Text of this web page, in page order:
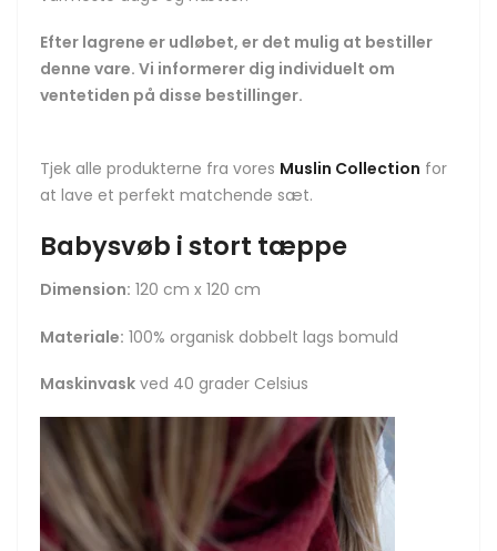
Efter lagrene er udløbet, er det mulig at bestiller
denne vare. Vi informerer dig individuelt om
ventetiden på disse bestillinger.
Tjek alle produkterne fra vores Muslin Collection for
at lave et perfekt matchende sæt.
Babysvøb i stort tæppe
Dimension: 120 cm x 120 cm
Materiale: 100% organisk dobbelt lags bomuld
Maskinvask ved 40 grader Celsius